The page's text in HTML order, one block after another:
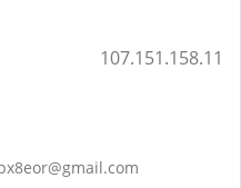
107.151.158.11